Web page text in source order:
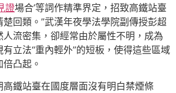
證場合’等詞作精準界定，招致高鐵站臺
回類。”武漢年夜學法學院副傳授彭超
流密集，卻經常由於屬性不明，成為
立法“重內輕外”的短板，使得這些區域
凸起。
鐵站臺在國度層面沒有明白禁煙條